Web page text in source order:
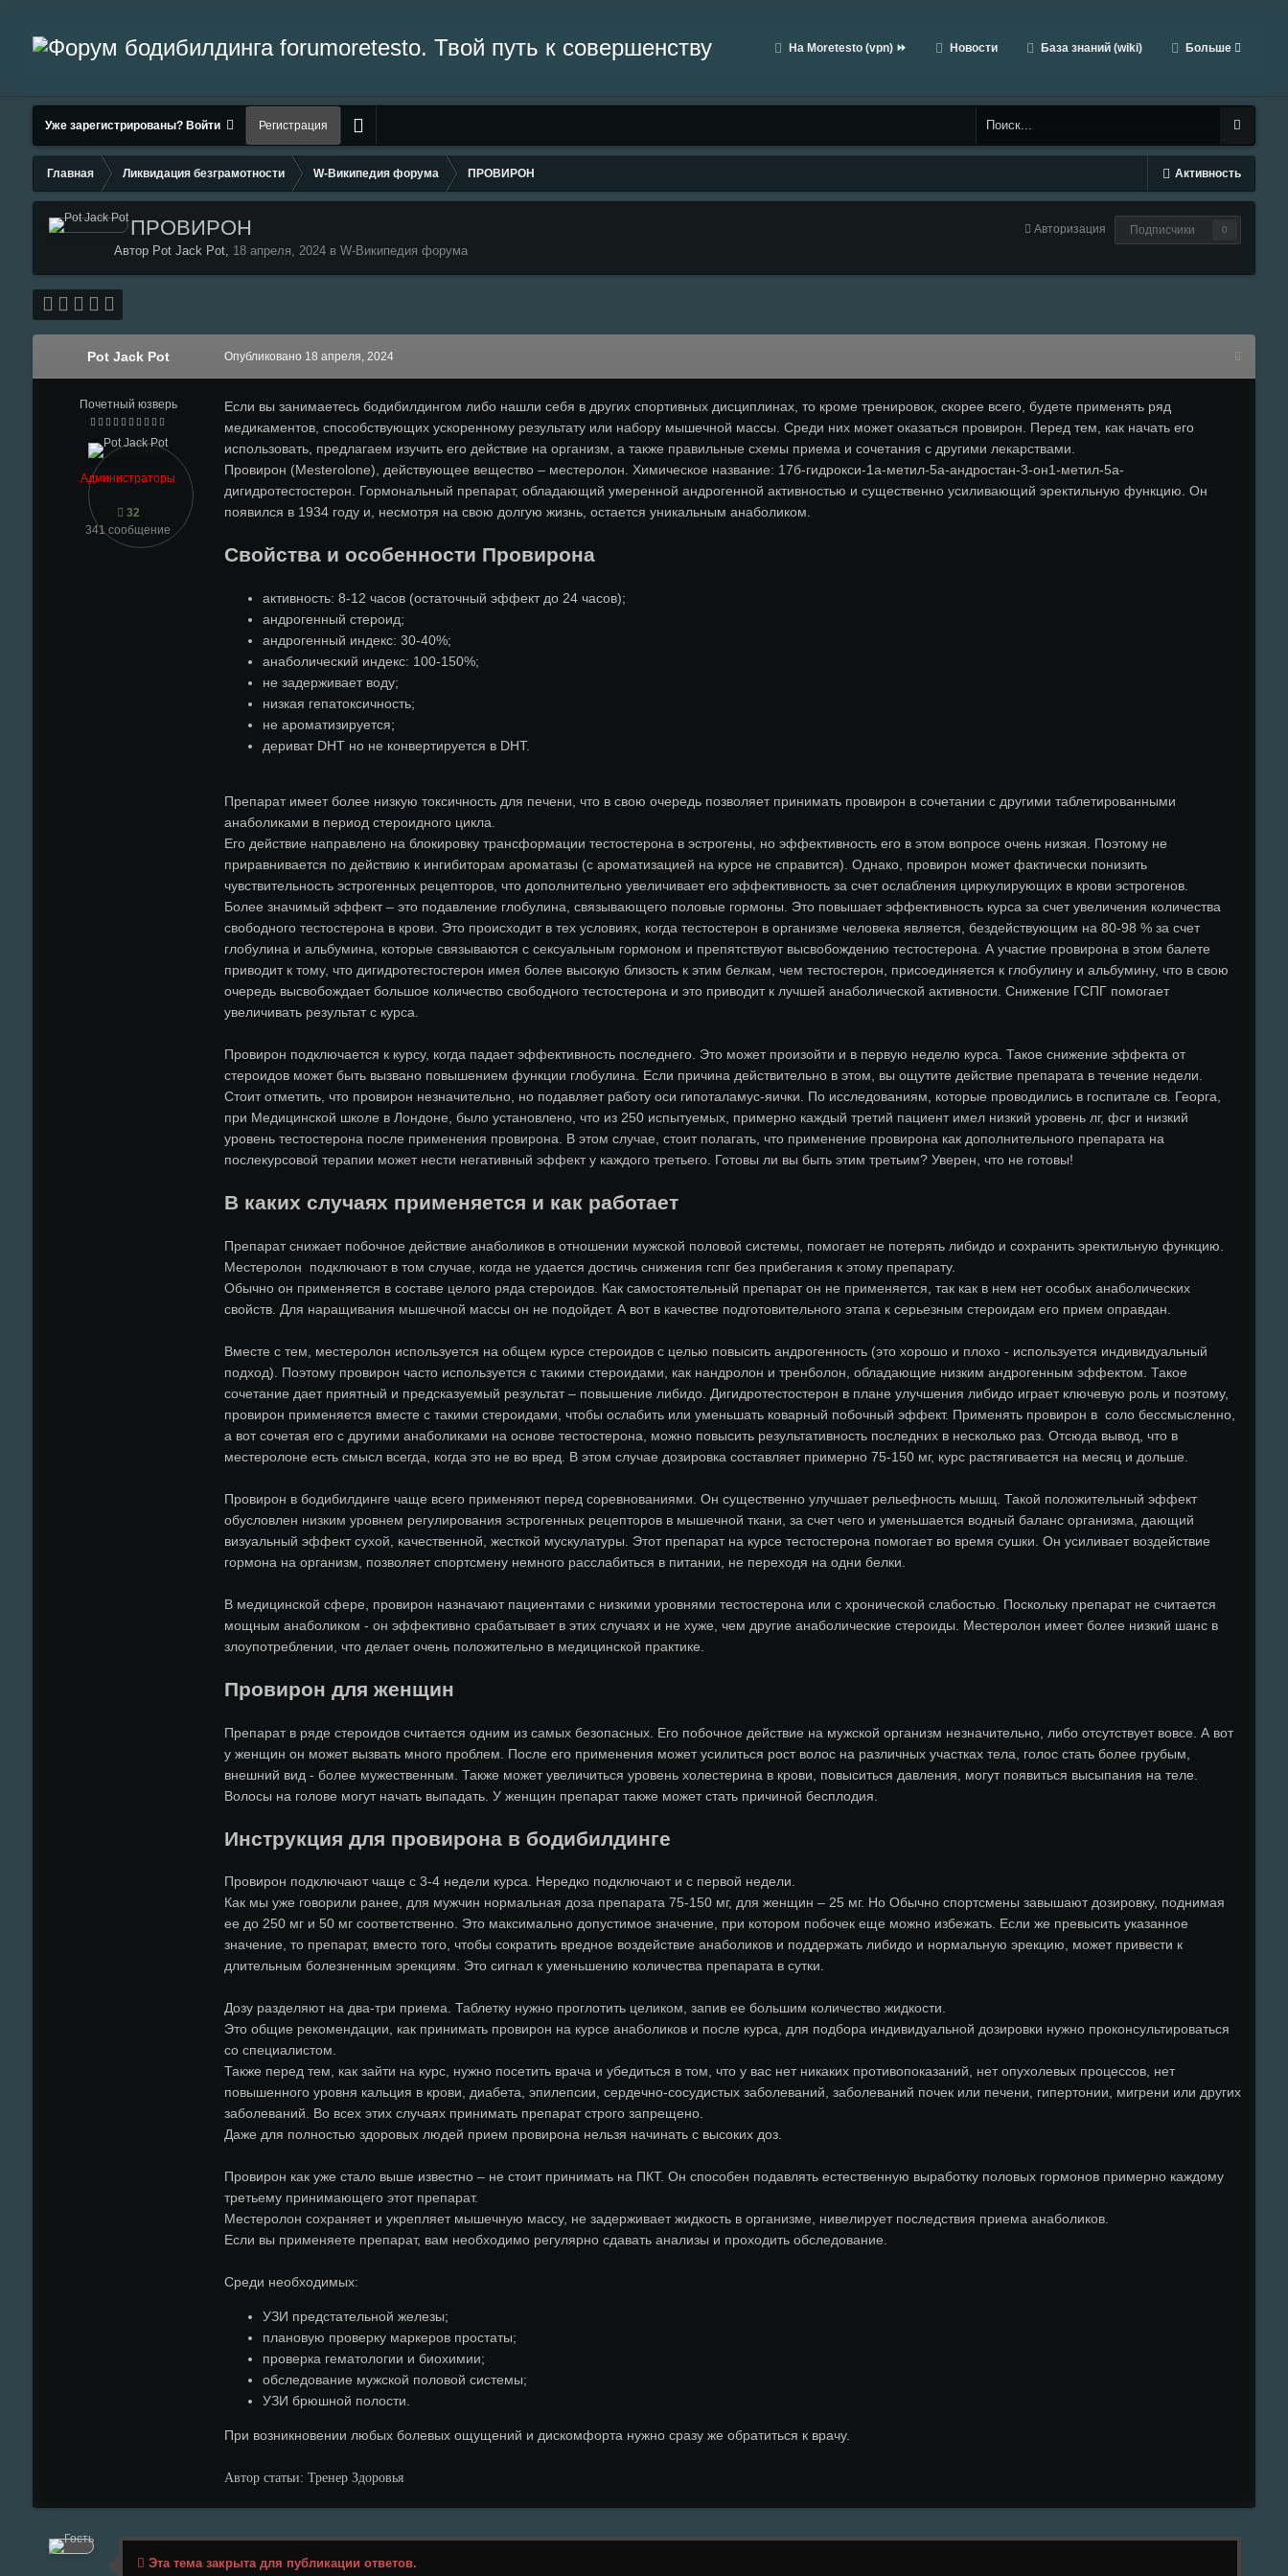
На Moretesto (vpn) ⏩ Новости База знаний (wiki) Больше
Уже зарегистрированы? Войти Регистрация
Активность
Главная Ликвидация безграмотности W-Википедия форума ПРОВИРОН
Авторизация Подписчики 0
ПРОВИРОН
Автор Pot Jack Pot, 18 апреля, 2024в W-Википедия форума
Pot Jack Pot
Почетный юзверь
Администраторы
32
341 сообщение
Опубликовано 18 апреля, 2024
Если вы занимаетесь бодибилдингом либо нашли себя в других спортивных дисциплинах, то кроме тренировок, скорее всего, будете применять ряд
медикаментов, способствующих ускоренному результату или набору мышечной массы. Среди них может оказаться провирон. Перед тем, как начать его
использовать, предлагаем изучить его действие на организм, а также правильные схемы приема и сочетания с другими лекарствами.
Провирон (Mesterolone), действующее вещество – местеролон. Химическое название: 17б-гидрокси-1а-метил-5а-андростан-3-он1-метил-5а-
дигидротестостерон. Гормональный препарат, обладающий умеренной андрогенной активностью и существенно усиливающий эректильную функцию. Он
появился в 1934 году и, несмотря на свою долгую жизнь, остается уникальным анаболиком.
Свойства и особенности Провирона
активность: 8-12 часов (остаточный эффект до 24 часов);
андрогенный стероид;
андрогенный индекс: 30-40%;
анаболический индекс: 100-150%;
не задерживает воду;
низкая гепатоксичность;
не ароматизируется;
дериват DHT но не конвертируется в DHT.
Препарат имеет более низкую токсичность для печени, что в свою очередь позволяет принимать провирон в сочетании с другими таблетированными
анаболиками в период стероидного цикла.
Его действие направлено на блокировку трансформации тестостерона в эстрогены, но эффективность его в этом вопросе очень низкая. Поэтому не
приравнивается по действию к ингибиторам ароматазы (с ароматизацией на курсе не справится). Однако, провирон может фактически понизить
чувствительность эстрогенных рецепторов, что дополнительно увеличивает его эффективность за счет ослабления циркулирующих в крови эстрогенов.
Более значимый эффект – это подавление глобулина, связывающего половые гормоны. Это повышает эффективность курса за счет увеличения количества
свободного тестостерона в крови. Это происходит в тех условиях, когда тестостерон в организме человека является, бездействующим на 80-98 % за счет
глобулина и альбумина, которые связываются с сексуальным гормоном и препятствуют высвобождению тестостерона. А участие провирона в этом балете
приводит к тому, что дигидротестостерон имея более высокую близость к этим белкам, чем тестостерон, присоединяется к глобулину и альбумину, что в свою
очередь высвобождает большое количество свободного тестостерона и это приводит к лучшей анаболической активности. Снижение ГСПГ помогает
увеличивать результат с курса.
Провирон подключается к курсу, когда падает эффективность последнего. Это может произойти и в первую неделю курса. Такое снижение эффекта от
стероидов может быть вызвано повышением функции глобулина. Если причина действительно в этом, вы ощутите действие препарата в течение недели.
Стоит отметить, что провирон незначительно, но подавляет работу оси гипоталамус-яички. По исследованиям, которые проводились в госпитале св. Георга,
при Медицинской школе в Лондоне, было установлено, что из 250 испытуемых, примерно каждый третий пациент имел низкий уровень лг, фсг и низкий
уровень тестостерона после применения провирона. В этом случае, стоит полагать, что применение провирона как дополнительного препарата на
послекурсовой терапии может нести негативный эффект у каждого третьего. Готовы ли вы быть этим третьим? Уверен, что не готовы!
В каких случаях применяется и как работает
Препарат снижает побочное действие анаболиков в отношении мужской половой системы, помогает не потерять либидо и сохранить эректильную функцию.
Местеролон подключают в том случае, когда не удается достичь снижения гспг без прибегания к этому препарату.
Обычно он применяется в составе целого ряда стероидов. Как самостоятельный препарат он не применяется, так как в нем нет особых анаболических
свойств. Для наращивания мышечной массы он не подойдет. А вот в качестве подготовительного этапа к серьезным стероидам его прием оправдан.
Вместе с тем, местеролон используется на общем курсе стероидов с целью повысить андрогенность (это хорошо и плохо - используется индивидуальный
подход). Поэтому провирон часто используется с такими стероидами, как нандролон и тренболон, обладающие низким андрогенным эффектом. Такое
сочетание дает приятный и предсказуемый результат – повышение либидо. Дигидротестостерон в плане улучшения либидо играет ключевую роль и поэтому,
провирон применяется вместе с такими стероидами, чтобы ослабить или уменьшать коварный побочный эффект. Применять провирон в соло бессмысленно,
а вот сочетая его с другими анаболиками на основе тестостерона, можно повысить результативность последних в несколько раз. Отсюда вывод, что в
местеролоне есть смысл всегда, когда это не во вред. В этом случае дозировка составляет примерно 75-150 мг, курс растягивается на месяц и дольше.
Провирон в бодибилдинге чаще всего применяют перед соревнованиями. Он существенно улучшает рельефность мышц. Такой положительный эффект
обусловлен низким уровнем регулирования эстрогенных рецепторов в мышечной ткани, за счет чего и уменьшается водный баланс организма, дающий
визуальный эффект сухой, качественной, жесткой мускулатуры. Этот препарат на курсе тестостерона помогает во время сушки. Он усиливает воздействие
гормона на организм, позволяет спортсмену немного расслабиться в питании, не переходя на одни белки.
В медицинской сфере, провирон назначают пациентами с низкими уровнями тестостерона или с хронической слабостью. Поскольку препарат не считается
мощным анаболиком - он эффективно срабатывает в этих случаях и не хуже, чем другие анаболические стероиды. Местеролон имеет более низкий шанс в
злоупотреблении, что делает очень положительно в медицинской практике.
Провирон для женщин
Препарат в ряде стероидов считается одним из самых безопасных. Его побочное действие на мужской организм незначительно, либо отсутствует вовсе. А вот
у женщин он может вызвать много проблем. После его применения может усилиться рост волос на различных участках тела, голос стать более грубым,
внешний вид - более мужественным. Также может увеличиться уровень холестерина в крови, повыситься давления, могут появиться высыпания на теле.
Волосы на голове могут начать выпадать. У женщин препарат также может стать причиной бесплодия.
Инструкция для провирона в бодибилдинге
Провирон подключают чаще с 3-4 недели курса. Нередко подключают и с первой недели.
Как мы уже говорили ранее, для мужчин нормальная доза препарата 75-150 мг, для женщин – 25 мг. Но Обычно спортсмены завышают дозировку, поднимая
ее до 250 мг и 50 мг соответственно. Это максимально допустимое значение, при котором побочек еще можно избежать. Если же превысить указанное
значение, то препарат, вместо того, чтобы сократить вредное воздействие анаболиков и поддержать либидо и нормальную эрекцию, может привести к
длительным болезненным эрекциям. Это сигнал к уменьшению количества препарата в сутки.
Дозу разделяют на два-три приема. Таблетку нужно проглотить целиком, запив ее большим количество жидкости.
Это общие рекомендации, как принимать провирон на курсе анаболиков и после курса, для подбора индивидуальной дозировки нужно проконсультироваться
со специалистом.
Также перед тем, как зайти на курс, нужно посетить врача и убедиться в том, что у вас нет никаких противопоказаний, нет опухолевых процессов, нет
повышенного уровня кальция в крови, диабета, эпилепсии, сердечно-сосудистых заболеваний, заболеваний почек или печени, гипертонии, мигрени или других
заболеваний. Во всех этих случаях принимать препарат строго запрещено.
Даже для полностью здоровых людей прием провирона нельзя начинать с высоких доз.
Провирон как уже стало выше известно – не стоит принимать на ПКТ. Он способен подавлять естественную выработку половых гормонов примерно каждому
третьему принимающего этот препарат.
Местеролон сохраняет и укрепляет мышечную массу, не задерживает жидкость в организме, нивелирует последствия приема анаболиков.
Если вы применяете препарат, вам необходимо регулярно сдавать анализы и проходить обследование.
Среди необходимых:
УЗИ предстательной железы;
плановую проверку маркеров простаты;
проверка гематологии и биохимии;
обследование мужской половой системы;
УЗИ брюшной полости.
При возникновении любых болевых ощущений и дискомфорта нужно сразу же обратиться к врачу.
Автор статьи: Тренер Здоровья
Эта тема закрыта для публикации ответов.